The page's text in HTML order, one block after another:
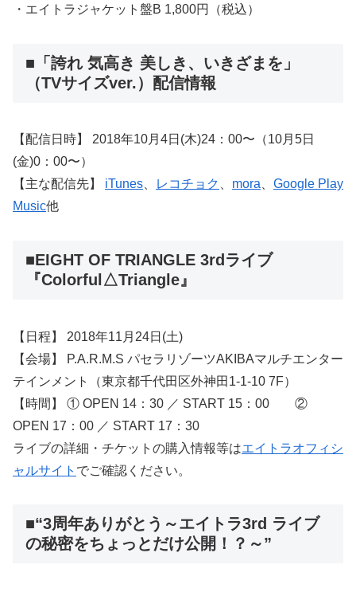
・エイトラジャケット盤B 1,800円（税込）
■「誇れ 気高き 美しき、いきざまを」
（TVサイズver.）配信情報
【配信日時】 2018年10月4日(木)24：00〜（10月5日
(金)0：00〜）
【主な配信先】 iTunes レコチョク mora
Google Play
Music他
■EIGHT OF TRIANGLE 3rdライブ
『Colorful△Triangle』
【日程】 2018年11月24日(土)
【会場】 P.A.R.M.S パセラリゾーツAKIBAマルチエンター
テインメント（東京都千代田区外神田1-1-10 7F）
【時間】 ① OPEN 14：30 ／ START 15：00 ②
OPEN 17：00 ／ START 17：30
ライブの詳細・チケットの購入情報等はエイトラオフィシ
ャルサイト でご確認ください。
■“3周年ありがとう～エイトラ3rd ライブ
の秘密をちょっとだけ公開！？～”